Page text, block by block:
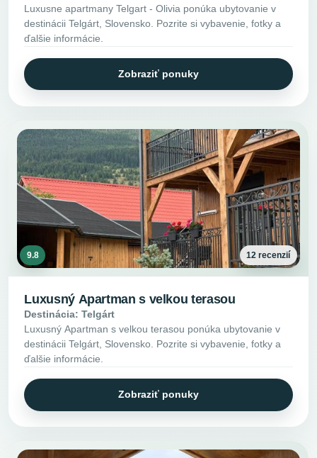
Luxusne apartmany Telgart - Olivia ponúka ubytovanie v
destinácii Telgárt, Slovensko. Pozrite si vybavenie, fotky a
ďalšie informácie.
Zobraziť ponuky
9.8 12 recenzií
Luxusný Apartman s velkou terasou
Destinácia: Telgárt
Luxusný Apartman s velkou terasou ponúka ubytovanie v
destinácii Telgárt, Slovensko. Pozrite si vybavenie, fotky a
ďalšie informácie.
Zobraziť ponuky